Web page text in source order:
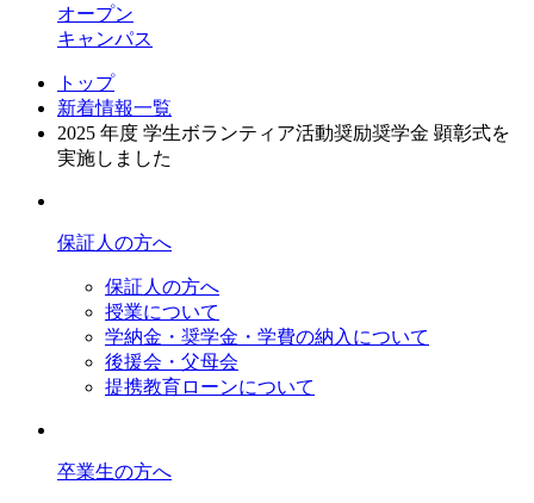
オープン
キャンパス
トップ
新着情報一覧
2025 年度 学生ボランティア活動奨励奨学金 顕彰式を
実施しました
保証人の方へ
保証人の方へ
授業について
学納金・奨学金・学費の納入について
後援会・父母会
提携教育ローンについて
卒業生の方へ